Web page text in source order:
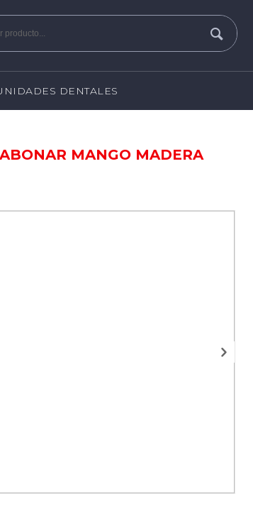
DENTALES
MANGO MADERA